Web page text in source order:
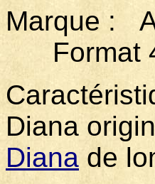
Format 4
Diana
Diana de